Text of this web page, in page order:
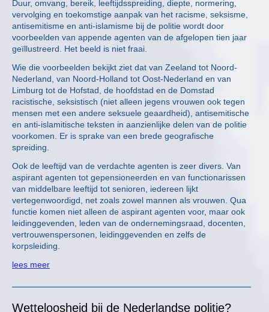
Duur, omvang, bereik, leeftijdsspreiding, diepte, normering,
vervolging en toekomstige aanpak van het racisme, seksisme,
antisemitisme en anti-islamisme bij de politie wordt door
voorbeelden van appende agenten van de afgelopen tien jaar
geïllustreerd. Het beeld is niet fraai.
Wie die voorbeelden bekijkt ziet dat van Zeeland tot Noord-
Nederland, van Noord-Holland tot Oost-Nederland en van
Limburg tot de Hofstad, de hoofdstad en de Domstad
racistische, seksistisch (niet alleen jegens vrouwen ook tegen
mensen met een andere seksuele geaardheid), antisemitische
en anti-islamitische teksten in aanzienlijke delen van de politie
voorkomen. Er is sprake van een brede geografische
spreiding.
Ook de leeftijd van de verdachte agenten is zeer divers. Van
aspirant agenten tot gepensioneerden en van functionarissen
van middelbare leeftijd tot senioren, iedereen lijkt
vertegenwoordigd, net zoals zowel mannen als vrouwen. Qua
functie komen niet alleen de aspirant agenten voor, maar ook
leidinggevenden, leden van de ondernemingsraad, docenten,
vertrouwenspersonen, leidinggevenden en zelfs de
korpsleiding.
lees meer
Wetteloosheid bij de Nederlandse politie?